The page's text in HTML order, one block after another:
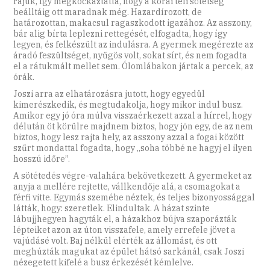
beálltáig ott maradnak még. Hazardírozott, de
határozottan, makacsul ragaszkodott igazához. Az asszony,
bár alig bírta leplezni rettegését, elfogadta, hogy így
legyen, és felkészült az indulásra. A gyermek megérezte az
áradó feszültséget, nyűgös volt, sokat sírt, és nem fogadta
el a rátukmált mellet sem. Ólomlábakon jártak a percek, az
órák.
Joszi arra az elhatározásra jutott, hogy egyedül
kimerészkedik, és megtudakolja, hogy mikor indul busz.
Amikor egy jó óra múlva visszaérkezett azzal a hírrel, hogy
délután öt körülre majdnem biztos, hogy jön egy, de az nem
biztos, hogy lesz rajta hely, az asszony azzal a fogai között
szűrt mondattal fogadta, hogy „soha többé ne hagyj el ilyen
hosszú időre”.
A sötétedés végre-valahára bekövetkezett. A gyermeket az
anyja a mellére rejtette, vállkendője alá, a csomagokat a
férfi vitte. Egymás szemébe néztek, és teljes bizonyossággal
látták, hogy: szeretlek. Elindultak. A házat szinte
lábujjhegyen hagyták el, a házakhoz bújva szaporázták
lépteiket azon az úton visszafele, amely errefele jövet a
vajúdásé volt. Baj nélkül elérték az állomást, és ott
meghúzták magukat az épület hátsó sarkánál, csak Joszi
nézegetett kifelé a busz érkezését kémlelve.